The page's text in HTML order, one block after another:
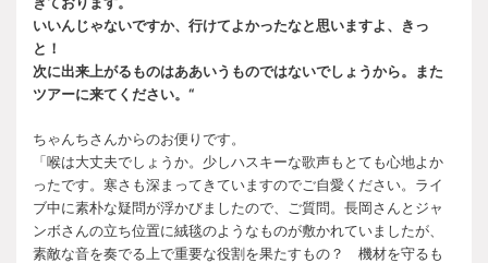
いいんじゃないですか、行けてよかったなと思いますよ、きっ
と！
次に出来上がるものはああいうものではないでしょうから。また
ツアーに来てください。“
ちゃんちさんからのお便りです。
「喉は大丈夫でしょうか。少しハスキーな歌声もとても心地よか
ったです。寒さも深まってきていますのでご自愛ください。ライ
ブ中に素朴な疑問が浮かびましたので、ご質問。長岡さんとジャ
ンボさんの立ち位置に絨毯のようなものが敷かれていましたが、
素敵な音を奏でる上で重要な役割を果たすもの？ 機材を守るも